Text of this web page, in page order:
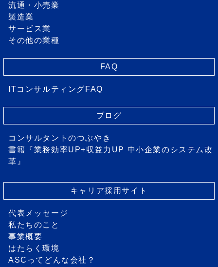
流通・小売業
製造業
サービス業
その他の業種
FAQ
ITコンサルティングFAQ
ブログ
コンサルタントのつぶやき
書籍『業務効率UP+収益力UP 中小企業のシステム改
革』
キャリア採用サイト
代表メッセージ
私たちのこと
事業概要
はたらく環境
ASCってどんな会社？